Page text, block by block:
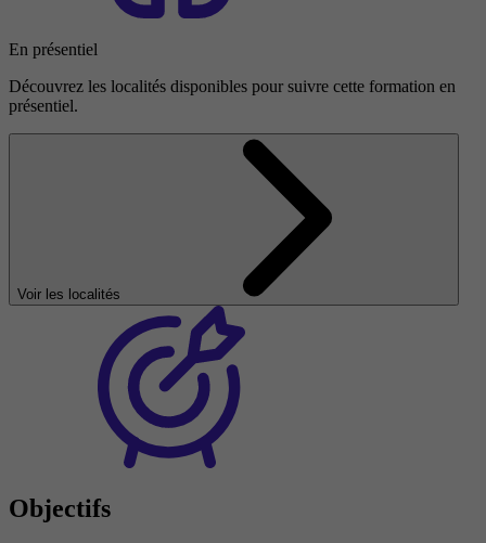
En présentiel
Découvrez les localités disponibles pour suivre cette formation en
présentiel.
Voir les localités
Objectifs